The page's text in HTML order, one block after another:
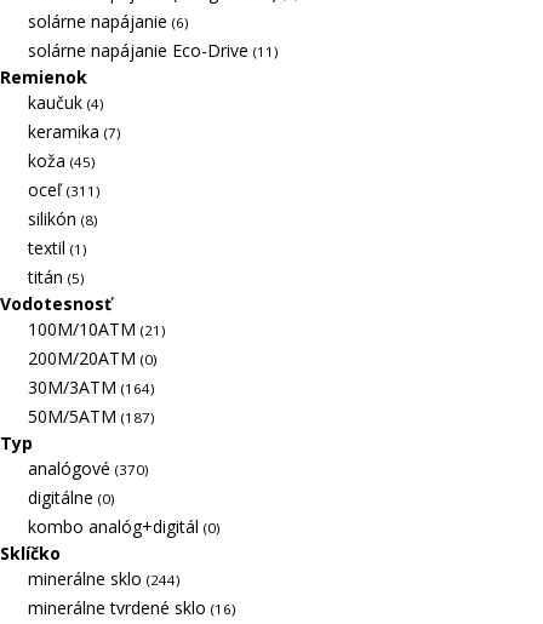
solárne napájanie (6)
solárne napájanie Eco-Drive (11)
Remienok
kaučuk (4)
keramika (7)
koža (45)
oceľ (311)
silikón (8)
textil (1)
titán (5)
Vodotesnosť
100M/10ATM (21)
200M/20ATM (0)
30M/3ATM (164)
50M/5ATM (187)
Typ
analógové (370)
digitálne (0)
kombo analóg+digitál (0)
Sklíčko
minerálne sklo (244)
minerálne tvrdené sklo (16)